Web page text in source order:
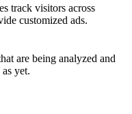
track visitors across
customized ads.
are being analyzed and
yet.